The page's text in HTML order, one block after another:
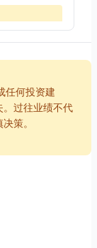
任何投资建
。过往业绩不代
策。